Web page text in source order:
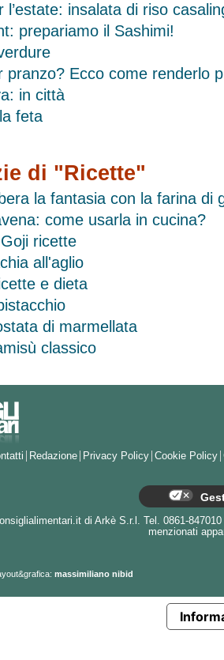
l’estate: insalata di riso
prepariamo il Sashimi!
pranzo? Ecco come renderlo
in città
feta
di "Ricette"
la fantasia con la farina di
come usarla in cucina?
ricette
all'aglio
e dieta
di marmellata
classico
Redazione Privacy Policy Cookie Policy
di Arkè S.r.l. Tel. 0861-
menzionati
massimiliano nibid